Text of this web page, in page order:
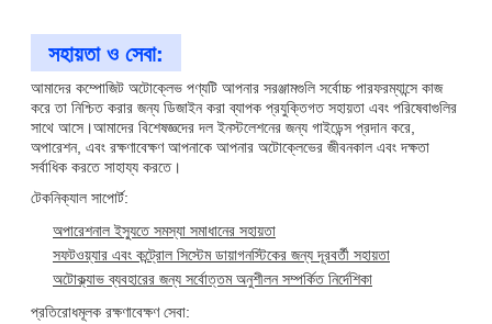
সহায়তা ও সেবা:
আমাদের কম্পোজিট অটোক্লেভ পণ্যটি আপনার সরঞ্জামগুলি সর্বোচ্চ পারফরম্যান্সে কাজ
করে তা নিশ্চিত করার জন্য ডিজাইন করা ব্যাপক প্রযুক্তিগত সহায়তা এবং পরিষেবাগুলির
সাথে আসে।আমাদের বিশেষজ্ঞদের দল ইনস্টলেশনের জন্য গাইডেন্স প্রদান করে,
অপারেশন, এবং রক্ষণাবেক্ষণ আপনাকে আপনার অটোক্লেভের জীবনকাল এবং দক্ষতা
সর্বাধিক করতে সাহায্য করতে।
টেকনিক্যাল সাপোর্ট:
অপারেশনাল ইস্যুতে সমস্যা সমাধানের সহায়তা
সফটওয়্যার এবং কন্ট্রোল সিস্টেম ডায়াগনস্টিকের জন্য দূরবর্তী সহায়তা
অটোক্ল্যাভ ব্যবহারের জন্য সর্বোত্তম অনুশীলন সম্পর্কিত নির্দেশিকা
প্রতিরোধমূলক রক্ষণাবেক্ষণ সেবা: